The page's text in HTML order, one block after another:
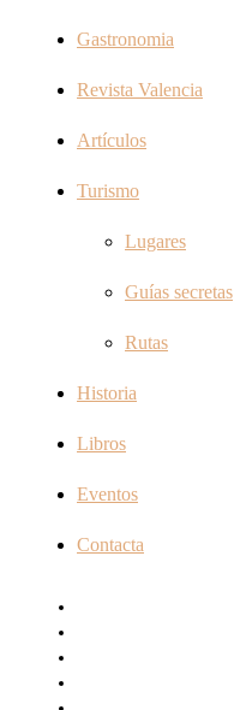
Gastronomia
Revista Valencia
Artículos
Turismo
Lugares
Guías secretas
Rutas
Historia
Libros
Eventos
Contacta